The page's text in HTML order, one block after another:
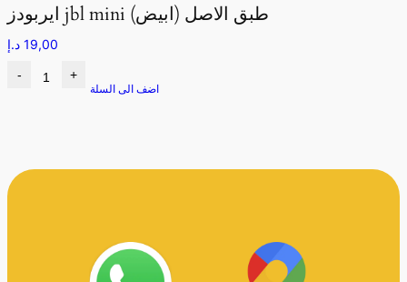
ايربودز jbl mini طبق الاصل (ابيض)
19,00 د.إ
- +
اضف الى السلة